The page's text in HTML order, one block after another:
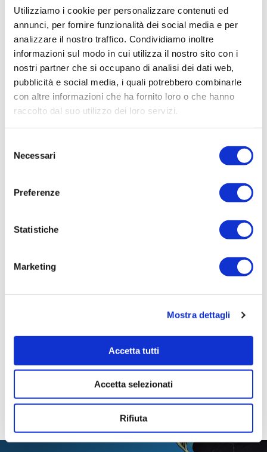
Utilizziamo i cookie per personalizzare contenuti ed
annunci, per fornire funzionalità dei social media e per
analizzare il nostro traffico. Condividiamo inoltre
informazioni sul modo in cui utilizza il nostro sito con i
nostri partner che si occupano di analisi dei dati web,
pubblicità e social media, i quali potrebbero combinarle
con altre informazioni che ha fornito loro o che hanno
raccolto dal suo utilizzo dei loro servizi.
delNecessari
Preferenze
Statistiche
Marketing
Mostra dettagli
Accetta tutti
Accetta selezionati
Rifiuta
DISIDRATAZIONE FANGHI DEPURATORE
GORIZIA
Elenco operatori invitati:
Procedura di scelta:
Affidamento ai sensi del Regolamento Generale
Aziendale per Lavori Servizi e Forniture
Aggiudicatario Nome:
07269900580
3.990,00
PRONTA
0
Pagina aggiornata il 24/05/2021